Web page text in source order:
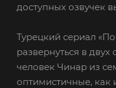
доступных озвучек
Турецкий сериал
развернуться в
человек Чинар из
оптимистичные, как